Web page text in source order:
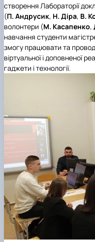
створення Лабораторії
(П. Андрусик, Н. Діра, В.
волонтери (М. Касапенко,
навчання студенти
змогу працювати та
віртуальної і доповненої
гаджети і технології.